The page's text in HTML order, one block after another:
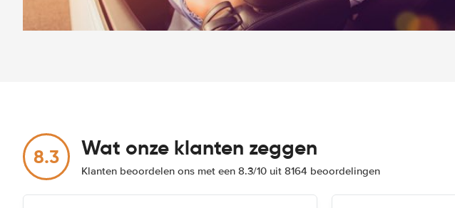
8.3 Wat onze klanten zeggen
Klanten beoordelen ons met een 8.3/10 uit 8164 beoordelingen